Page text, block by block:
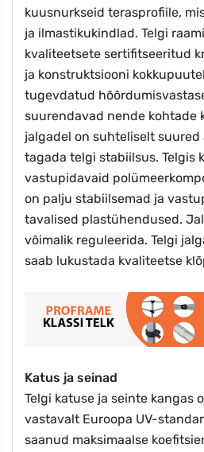
kuusnurkseid terasprofiile,
ja ilmastikukindlad. Telgi
kvaliteetsete sertifitseeritud
ja konstruktsiooni
tugevdatud
suurendavad nende kohtade
jalgadel on suhteliselt
tagada telgi stabiilsus. Telgis
vastupidavaid
on palju stabiilsemad ja
tavalised plastühendused.
võimalik reguleerida. Telgi
saab lukustada kvaliteetse
Katus ja seinad
Telgi katuse ja seinte kangas
vastavalt Euroopa UV-
saanud maksimaalse